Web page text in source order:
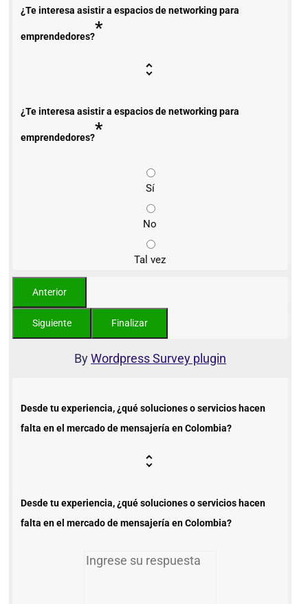
¿Te interesa asistir a espacios de networking para
emprendedores?*
¿Te interesa asistir a espacios de networking para
emprendedores?*
Sí
No
Tal vez
ByWordpress Survey plugin
Desde tu experiencia, ¿qué soluciones o servicios hacen
falta en el mercado de mensajería en Colombia?
Desde tu experiencia, ¿qué soluciones o servicios hacen
falta en el mercado de mensajería en Colombia?